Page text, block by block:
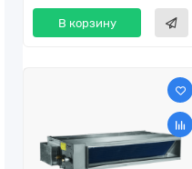
В корзину